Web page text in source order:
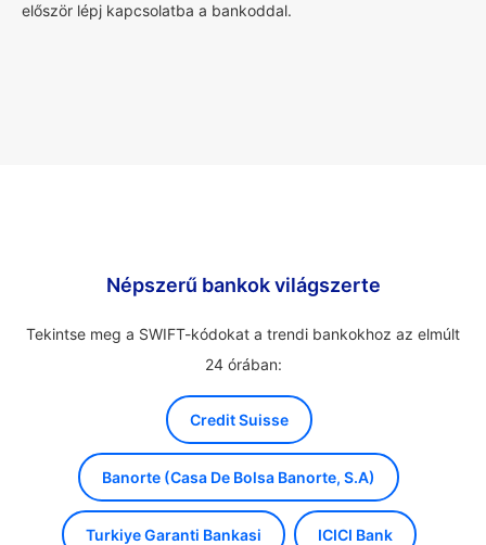
először lépj kapcsolatba a bankoddal.
Népszerű bankok világszerte
Tekintse meg a SWIFT-kódokat a trendi bankokhoz az elmúlt
24 órában:
Credit Suisse
Banorte (Casa De Bolsa Banorte, S.A)
Turkiye Garanti Bankasi ICICI Bank